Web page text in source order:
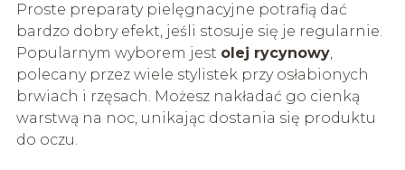
Proste preparaty pielęgnacyjne potrafią dać
bardzo dobry efekt, jeśli stosuje się je regularnie.
Popularnym wyborem jest olej rycynowy,
polecany przez wiele stylistek przy osłabionych
brwiach i rzęsach. Możesz nakładać go cienką
warstwą na noc, unikając dostania się produktu
do oczu.